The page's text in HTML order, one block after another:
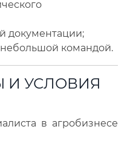
документации;
командой.
И УСЛОВИЯ
в агробизнесе